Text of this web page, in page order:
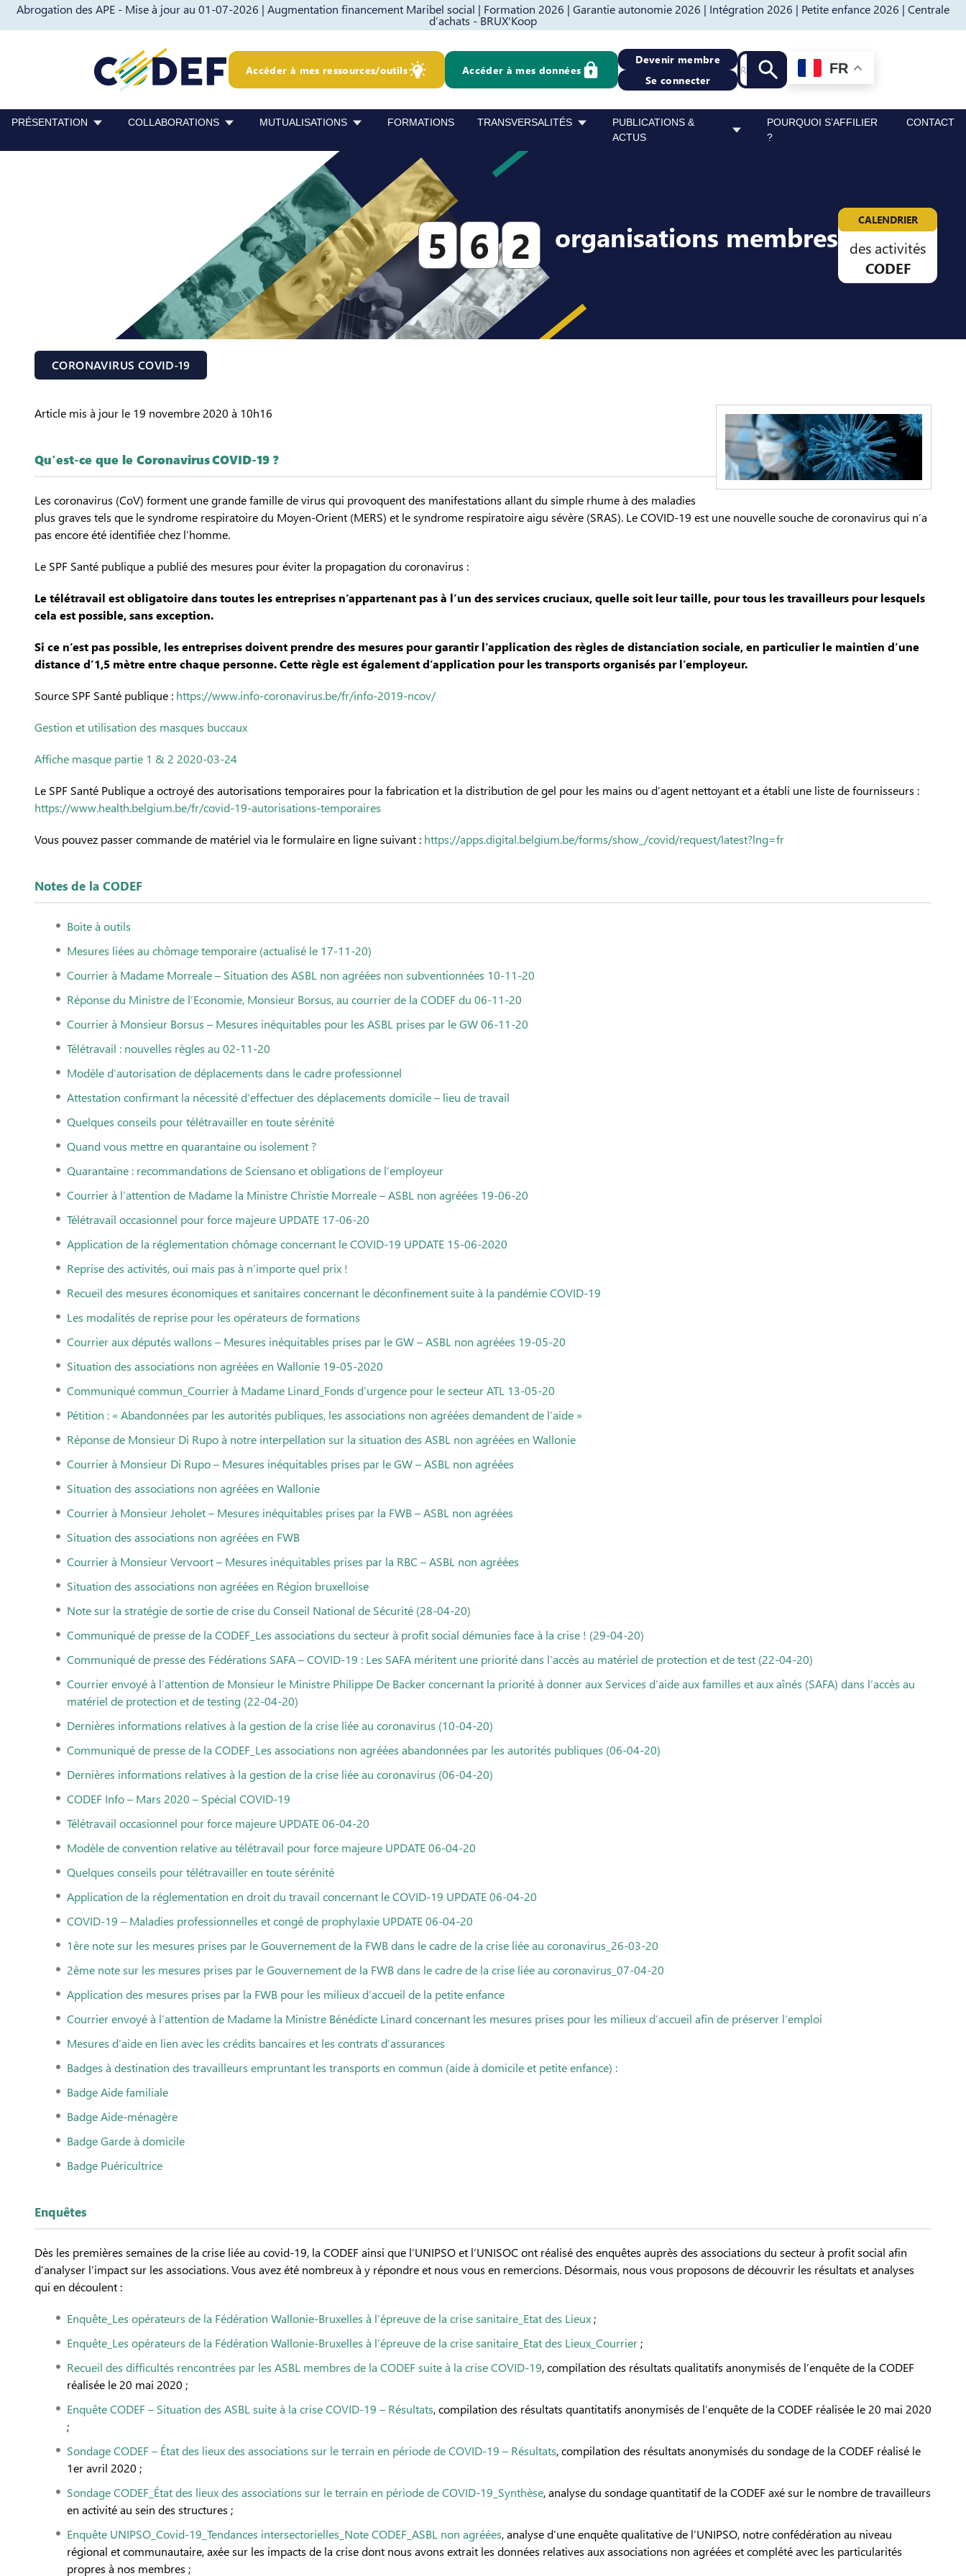
Abrogation des APE - Mise à jour au 01-07-2026 | Augmentation financement Maribel social | Formation 2026 | Garantie autonomie 2026 | Intégration 2026 | Petite enfance 2026 | Centrale
d’achats - BRUX'Koop
Passer au contenu Passer au pied de page
Accéder à mes ressources/outils Accéder à mes données
Devenir membre
Se connecter
Recherche
Lancer la recherche
FR
PRÉSENTATION COLLABORATIONS MUTUALISATIONS FORMATIONS TRANSVERSALITÉS
PUBLICATIONS &
ACTUS
POURQUOI S’AFFILIER
?
CONTACT
5 6 2 organisations membres CALENDRIER
des activités
CODEF
CORONAVIRUS COVID-19
Article mis à jour le 19 novembre 2020 à 10h16
Qu’est-ce que le Coronavirus COVID-19 ?
Les coronavirus (CoV) forment une grande famille de virus qui provoquent des manifestations allant du simple rhume à des maladies
plus graves tels que le syndrome respiratoire du Moyen-Orient (MERS) et le syndrome respiratoire aigu sévère (SRAS). Le COVID-19 est une nouvelle souche de coronavirus qui n’a
pas encore été identifiée chez l’homme.
Le SPF Santé publique a publié des mesures pour éviter la propagation du coronavirus :
Le télétravail est obligatoire dans toutes les entreprises n’appartenant pas à l’un des services cruciaux, quelle soit leur taille, pour tous les travailleurs pour lesquels
cela est possible, sans exception.
Si ce n’est pas possible, les entreprises doivent prendre des mesures pour garantir l’application des règles de distanciation sociale, en particulier le maintien d’une
distance d’1,5 mètre entre chaque personne. Cette règle est également d’application pour les transports organisés par l’employeur.
Source SPF Santé publique : https://www.info-coronavirus.be/fr/info-2019-ncov/
Gestion et utilisation des masques buccaux
Affiche masque partie 1 & 2 2020-03-24
Le SPF Santé Publique a octroyé des autorisations temporaires pour la fabrication et la distribution de gel pour les mains ou d’agent nettoyant et a établi une liste de fournisseurs :
https://www.health.belgium.be/fr/covid-19-autorisations-temporaires
Vous pouvez passer commande de matériel via le formulaire en ligne suivant : https://apps.digital.belgium.be/forms/show_/covid/request/latest?lng=fr
Notes de la CODEF
Boite à outils
Mesures liées au chômage temporaire (actualisé le 17-11-20)
Courrier à Madame Morreale – Situation des ASBL non agréées non subventionnées 10-11-20
Réponse du Ministre de l’Economie, Monsieur Borsus, au courrier de la CODEF du 06-11-20
Courrier à Monsieur Borsus – Mesures inéquitables pour les ASBL prises par le GW 06-11-20
Télétravail : nouvelles règles au 02-11-20
Modèle d’autorisation de déplacements dans le cadre professionnel
Attestation confirmant la nécessité d’effectuer des déplacements domicile – lieu de travail
Quelques conseils pour télétravailler en toute sérénité
Quand vous mettre en quarantaine ou isolement ?
Quarantaine : recommandations de Sciensano et obligations de l’employeur
Courrier à l’attention de Madame la Ministre Christie Morreale – ASBL non agréées 19-06-20
Télétravail occasionnel pour force majeure UPDATE 17-06-20
Application de la réglementation chômage concernant le COVID-19 UPDATE 15-06-2020
Reprise des activités, oui mais pas à n’importe quel prix !
Recueil des mesures économiques et sanitaires concernant le déconfinement suite à la pandémie COVID-19
Les modalités de reprise pour les opérateurs de formations
Courrier aux députés wallons – Mesures inéquitables prises par le GW – ASBL non agréées 19-05-20
Situation des associations non agréées en Wallonie 19-05-2020
Communiqué commun_Courrier à Madame Linard_Fonds d’urgence pour le secteur ATL 13-05-20
Pétition : « Abandonnées par les autorités publiques, les associations non agréées demandent de l’aide »
Réponse de Monsieur Di Rupo à notre interpellation sur la situation des ASBL non agréées en Wallonie
Courrier à Monsieur Di Rupo – Mesures inéquitables prises par le GW – ASBL non agréées
Situation des associations non agréées en Wallonie
Courrier à Monsieur Jeholet – Mesures inéquitables prises par la FWB – ASBL non agréées
Situation des associations non agréées en FWB
Courrier à Monsieur Vervoort – Mesures inéquitables prises par la RBC – ASBL non agréées
Situation des associations non agréées en Région bruxelloise
Note sur la stratégie de sortie de crise du Conseil National de Sécurité (28-04-20)
Communiqué de presse de la CODEF_Les associations du secteur à profit social démunies face à la crise ! (29-04-20)
Communiqué de presse des Fédérations SAFA – COVID-19 : Les SAFA méritent une priorité dans l’accès au matériel de protection et de test (22-04-20)
Courrier envoyé à l’attention de Monsieur le Ministre Philippe De Backer concernant la priorité à donner aux Services d’aide aux familles et aux aînés (SAFA) dans l’accès au
matériel de protection et de testing (22-04-20)
Dernières informations relatives à la gestion de la crise liée au coronavirus (10-04-20)
Communiqué de presse de la CODEF_Les associations non agréées abandonnées par les autorités publiques (06-04-20)
Dernières informations relatives à la gestion de la crise liée au coronavirus (06-04-20)
CODEF Info – Mars 2020 – Spécial COVID-19
Télétravail occasionnel pour force majeure UPDATE 06-04-20
Modèle de convention relative au télétravail pour force majeure UPDATE 06-04-20
Quelques conseils pour télétravailler en toute sérénité
Application de la réglementation en droit du travail concernant le COVID-19 UPDATE 06-04-20
COVID-19 – Maladies professionnelles et congé de prophylaxie UPDATE 06-04-20
1ère note sur les mesures prises par le Gouvernement de la FWB dans le cadre de la crise liée au coronavirus_26-03-20
2ème note sur les mesures prises par le Gouvernement de la FWB dans le cadre de la crise liée au coronavirus_07-04-20
Application des mesures prises par la FWB pour les milieux d’accueil de la petite enfance
Courrier envoyé à l’attention de Madame la Ministre Bénédicte Linard concernant les mesures prises pour les milieux d’accueil afin de préserver l’emploi
Mesures d’aide en lien avec les crédits bancaires et les contrats d’assurances
Badges à destination des travailleurs empruntant les transports en commun (aide à domicile et petite enfance) :
Badge Aide familiale
Badge Aide-ménagère
Badge Garde à domicile
Badge Puéricultrice
Enquêtes
Dès les premières semaines de la crise liée au covid-19, la CODEF ainsi que l’UNIPSO et l’UNISOC ont réalisé des enquêtes auprès des associations du secteur à profit social afin
d’analyser l’impact sur les associations. Vous avez été nombreux à y répondre et nous vous en remercions. Désormais, nous vous proposons de découvrir les résultats et analyses
qui en découlent :
Enquête_Les opérateurs de la Fédération Wallonie-Bruxelles à l’épreuve de la crise sanitaire_Etat des Lieux;
Enquête_Les opérateurs de la Fédération Wallonie-Bruxelles à l’épreuve de la crise sanitaire_Etat des Lieux_Courrier;
Recueil des difficultés rencontrées par les ASBL membres de la CODEF suite à la crise COVID-19, compilation des résultats qualitatifs anonymisés de l’enquête de la CODEF
réalisée le 20 mai 2020 ;
Enquête CODEF – Situation des ASBL suite à la crise COVID-19 – Résultats, compilation des résultats quantitatifs anonymisés de l’enquête de la CODEF réalisée le 20 mai 2020
;
Sondage CODEF – État des lieux des associations sur le terrain en période de COVID-19 – Résultats, compilation des résultats anonymisés du sondage de la CODEF réalisé le
1er avril 2020 ;
Sondage CODEF_État des lieux des associations sur le terrain en période de COVID-19_Synthèse, analyse du sondage quantitatif de la CODEF axé sur le nombre de travailleurs
en activité au sein des structures ;
Enquête UNIPSO_Covid-19_Tendances intersectorielles_Note CODEF_ASBL non agréées, analyse d’une enquête qualitative de l’UNIPSO, notre confédération au niveau
régional et communautaire, axée sur les impacts de la crise dont nous avons extrait les données relatives aux associations non agréées et complété avec les particularités
propres à nos membres ;